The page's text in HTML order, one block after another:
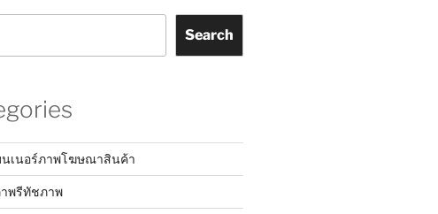
Search
เนอร์ภาพโฆษณาสินค้า
พรีทัชภาพ